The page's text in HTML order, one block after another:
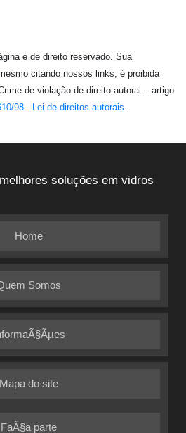
é de direito reservado. Sua
citando nossos links, é proibida
de violação de direito autoral – artigo
98 - Lei de direitos autorais
soluções em vidros
Home
Somos
Mapa do site
FaÃ§a parte